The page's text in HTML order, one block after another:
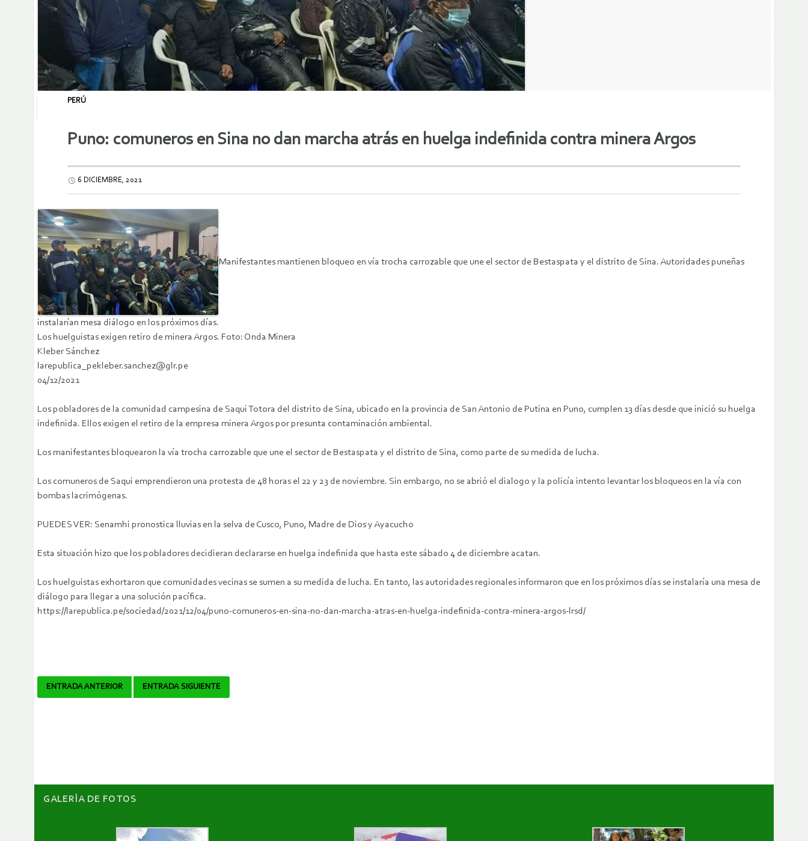
PERÚ
Puno: comuneros en Sina no dan marcha atrás en huelga indefinida contra minera Argos
6 DICIEMBRE, 2021
Manifestantes mantienen bloqueo en vía trocha carrozable que une el sector de Bestaspata y el distrito de Sina. Autoridades puneñas
instalarían mesa diálogo en los próximos días.
Los huelguistas exigen retiro de minera Argos. Foto: Onda Minera
Kleber Sánchez
larepublica_pekleber.sanchez@glr.pe
04/12/2021
Los pobladores de la comunidad campesina de Saqui Totora del distrito de Sina, ubicado en la provincia de San Antonio de Putina en Puno, cumplen 13 días desde que inició su huelga
indefinida. Ellos exigen el retiro de la empresa minera Argos por presunta contaminación ambiental.
Los manifestantes bloquearon la vía trocha carrozable que une el sector de Bestaspata y el distrito de Sina, como parte de su medida de lucha.
Los comuneros de Saqui emprendieron una protesta de 48 horas el 22 y 23 de noviembre. Sin embargo, no se abrió el dialogo y la policía intento levantar los bloqueos en la vía con
bombas lacrimógenas.
PUEDES VER: Senamhi pronostica lluvias en la selva de Cusco, Puno, Madre de Dios y Ayacucho
Esta situación hizo que los pobladores decidieran declararse en huelga indefinida que hasta este sábado 4 de diciembre acatan.
Los huelguistas exhortaron que comunidades vecinas se sumen a su medida de lucha. En tanto, las autoridades regionales informaron que en los próximos días se instalaría una mesa de
diálogo para llegar a una solución pacífica.
https://larepublica.pe/sociedad/2021/12/04/puno-comuneros-en-sina-no-dan-marcha-atras-en-huelga-indefinida-contra-minera-argos-lrsd/
Navegador
ENTRADA ANTERIOR ENTRADA SIGUIENTE
GALERÌA DE FOTOS